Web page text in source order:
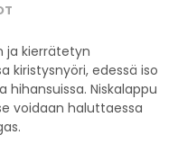
ja kierrätetyn
kiristysnyöri, edessä iso
hihansuissa. Niskalappu
voidaan haluttaessa